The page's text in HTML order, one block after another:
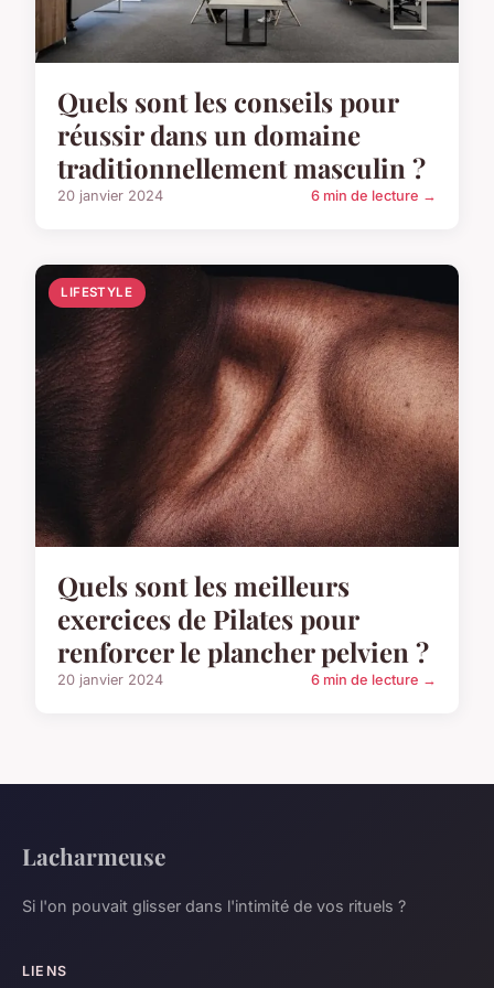
Quels sont les conseils pour
réussir dans un domaine
traditionnellement masculin ?
20 janvier 2024 6 min de lecture →
LIFESTYLE
Quels sont les meilleurs
exercices de Pilates pour
renforcer le plancher pelvien ?
20 janvier 2024 6 min de lecture →
Lacharmeuse
Si l'on pouvait glisser dans l'intimité de vos rituels ?
LIENS